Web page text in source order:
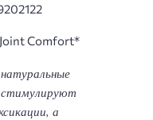
Comfort*
а